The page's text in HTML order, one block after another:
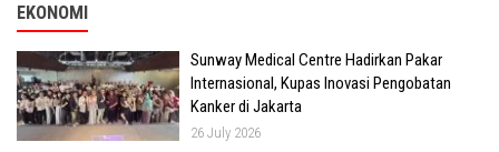
EKONOMI
Sunway Medical Centre Hadirkan Pakar
Internasional, Kupas Inovasi Pengobatan
Kanker di Jakarta
26 July 2026